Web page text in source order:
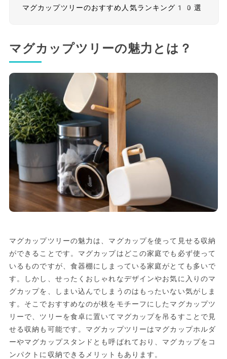
マグカップツリーのおすすめ人気ランキング10選
マグカップツリーの魅力とは？
マグカップツリーの魅力は、マグカップを使って見せる収納
ができることです。マグカップはどこの家庭でも必ず使って
いるものですが、食器棚にしまっている家庭がとても多いで
す。しかし、せったくおしゃれなデザインやお気に入りのマ
グカップを、しまい込んでしまうのはもったいない気がしま
す。そこでおすすめなのが枝をモチーフにしたマグカップツ
リーで、ツリーを食卓に置いてマグカップを吊るすことで見
せる収納も可能です。マグカップツリーはマグカップホルダ
ーやマグカップスタンドとも呼ばれており、マグカップをコ
ンパクトに収納できるメリットもあります。